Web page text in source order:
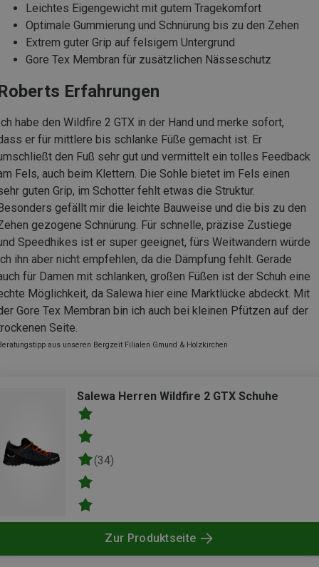
Leichtes Eigengewicht mit gutem Tragekomfort
Optimale Gummierung und Schnürung bis zu den Zehen
Extrem guter Grip auf felsigem Untergrund
Gore Tex Membran für zusätzlichen Nässeschutz
Erfahrungen
habe den Wildfire 2 GTX in der Hand und merke sofort,
er für mittlere bis schlanke Füße gemacht ist. Er
den Fuß sehr gut und vermittelt ein tolles Feedback
Fels, auch beim Klettern. Die Sohle bietet im Fels einen
guten Grip, im Schotter fehlt etwas die Struktur.
gefällt mir die leichte Bauweise und die bis zu den
gezogene Schnürung. Für schnelle, präzise Zustiege
Speedhikes ist er super geeignet, fürs Weitwandern würde
ihn aber nicht empfehlen, da die Dämpfung fehlt. Gerade
für Damen mit schlanken, großen Füßen ist der Schuh eine
Möglichkeit, da Salewa hier eine Marktlücke abdeckt. Mit
Gore Tex Membran bin ich auch bei kleinen Pfützen auf der
Seite.
aus unseren Bergzeit Filialen Gmund & Holzkirchen
Salewa Herren Wildfire 2 GTX Schuhe
(34)
Zur Produktseite